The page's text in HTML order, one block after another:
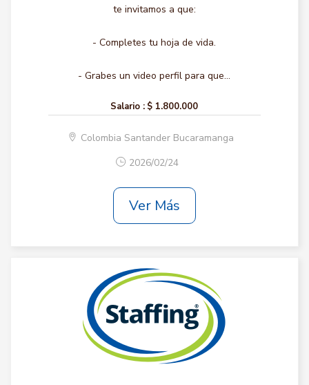
te invitamos a que:
- Completes tu hoja de vida.
- Grabes un video perfil para que...
Salario : $ 1.800.000
Colombia Santander Bucaramanga
2026/02/24
Ver Más